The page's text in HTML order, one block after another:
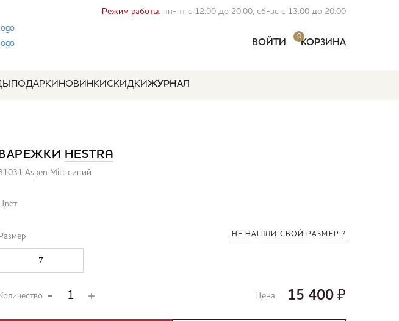
Режим работы: пн-пт с 12:00 до 20:00, сб-вс с 13:00 до 20:00
ВОЙТИ
0
КОРЗИНА
ПОДАРКИ НОВИНКИСКИДКИЖУРНАЛ
HESTRA
Aspen Mitt синий
Цвет
Размер НЕ НАШЛИ СВОЙ РАЗМЕР ?
7
Количество Цена 15 400 ₽